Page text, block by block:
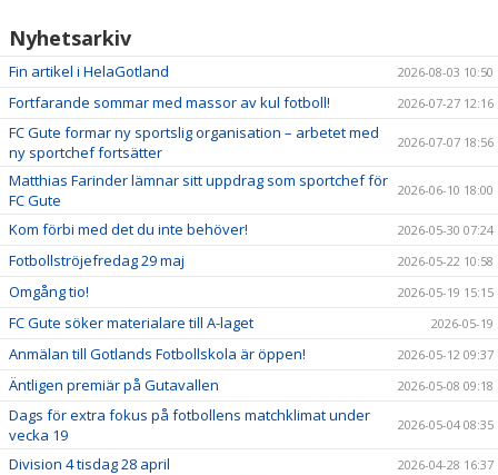
Nyhetsarkiv
Fin artikel i HelaGotland 2026-08-03 10:50
Fortfarande sommar med massor av kul fotboll! 2026-07-27 12:16
FC Gute formar ny sportslig organisation – arbetet med
ny sportchef fortsätter
2026-07-07 18:56
Matthias Farinder lämnar sitt uppdrag som sportchef för
FC Gute
2026-06-10 18:00
Kom förbi med det du inte behöver! 2026-05-30 07:24
Fotbollströjefredag 29 maj 2026-05-22 10:58
Omgång tio! 2026-05-19 15:15
FC Gute söker materialare till A-laget 2026-05-19
Anmälan till Gotlands Fotbollskola är öppen! 2026-05-12 09:37
Äntligen premiär på Gutavallen 2026-05-08 09:18
Dags för extra fokus på fotbollens matchklimat under
vecka 19
2026-05-04 08:35
Division 4 tisdag 28 april 2026-04-28 16:37